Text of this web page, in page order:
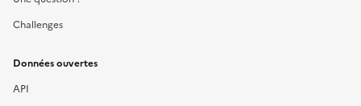
Challenges
Données ouvertes
API